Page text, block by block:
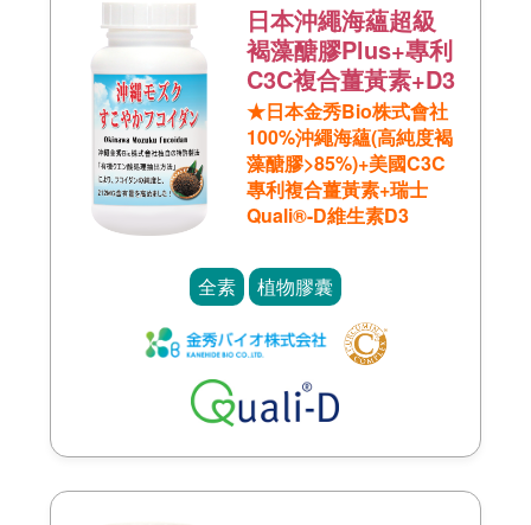
日本沖繩海蘊超級
褐藻醣膠Plus+專利
C3C複合薑黃素+D3
★日本金秀Bio株式會社
100%沖繩海蘊(高純度褐
藻醣膠>85%)+美國C3C
專利複合薑黃素+瑞士
Quali®-D維生素D3
全素 植物膠囊